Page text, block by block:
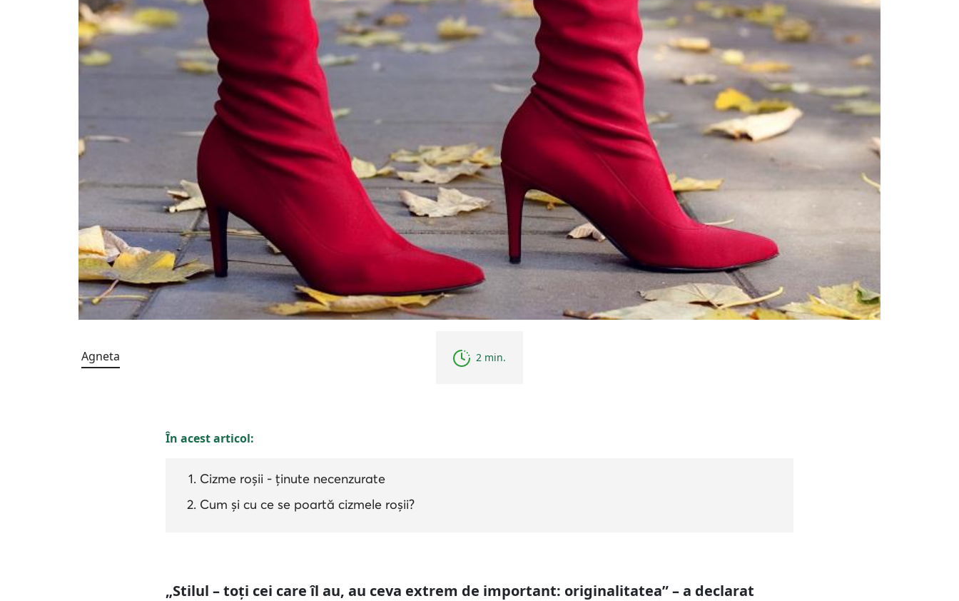
Femei Inspirații și trenduri
Agneta 2 min.
În acest articol:
Cizme roșii - ținute necenzurate
Cum și cu ce se poartă cizmele roșii?
„Stilul – toți cei care îl au, au ceva extrem de important: originalitatea” – a declarat